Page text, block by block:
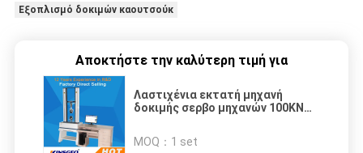
Εξοπλισμό δοκιμών καουτσούκ
Αποκτήστε την καλύτερη τιμή για
Λαστιχένια εκτατή μηχανή
δοκιμής σερβο μηχανών 100KN
MOQ： 1 set